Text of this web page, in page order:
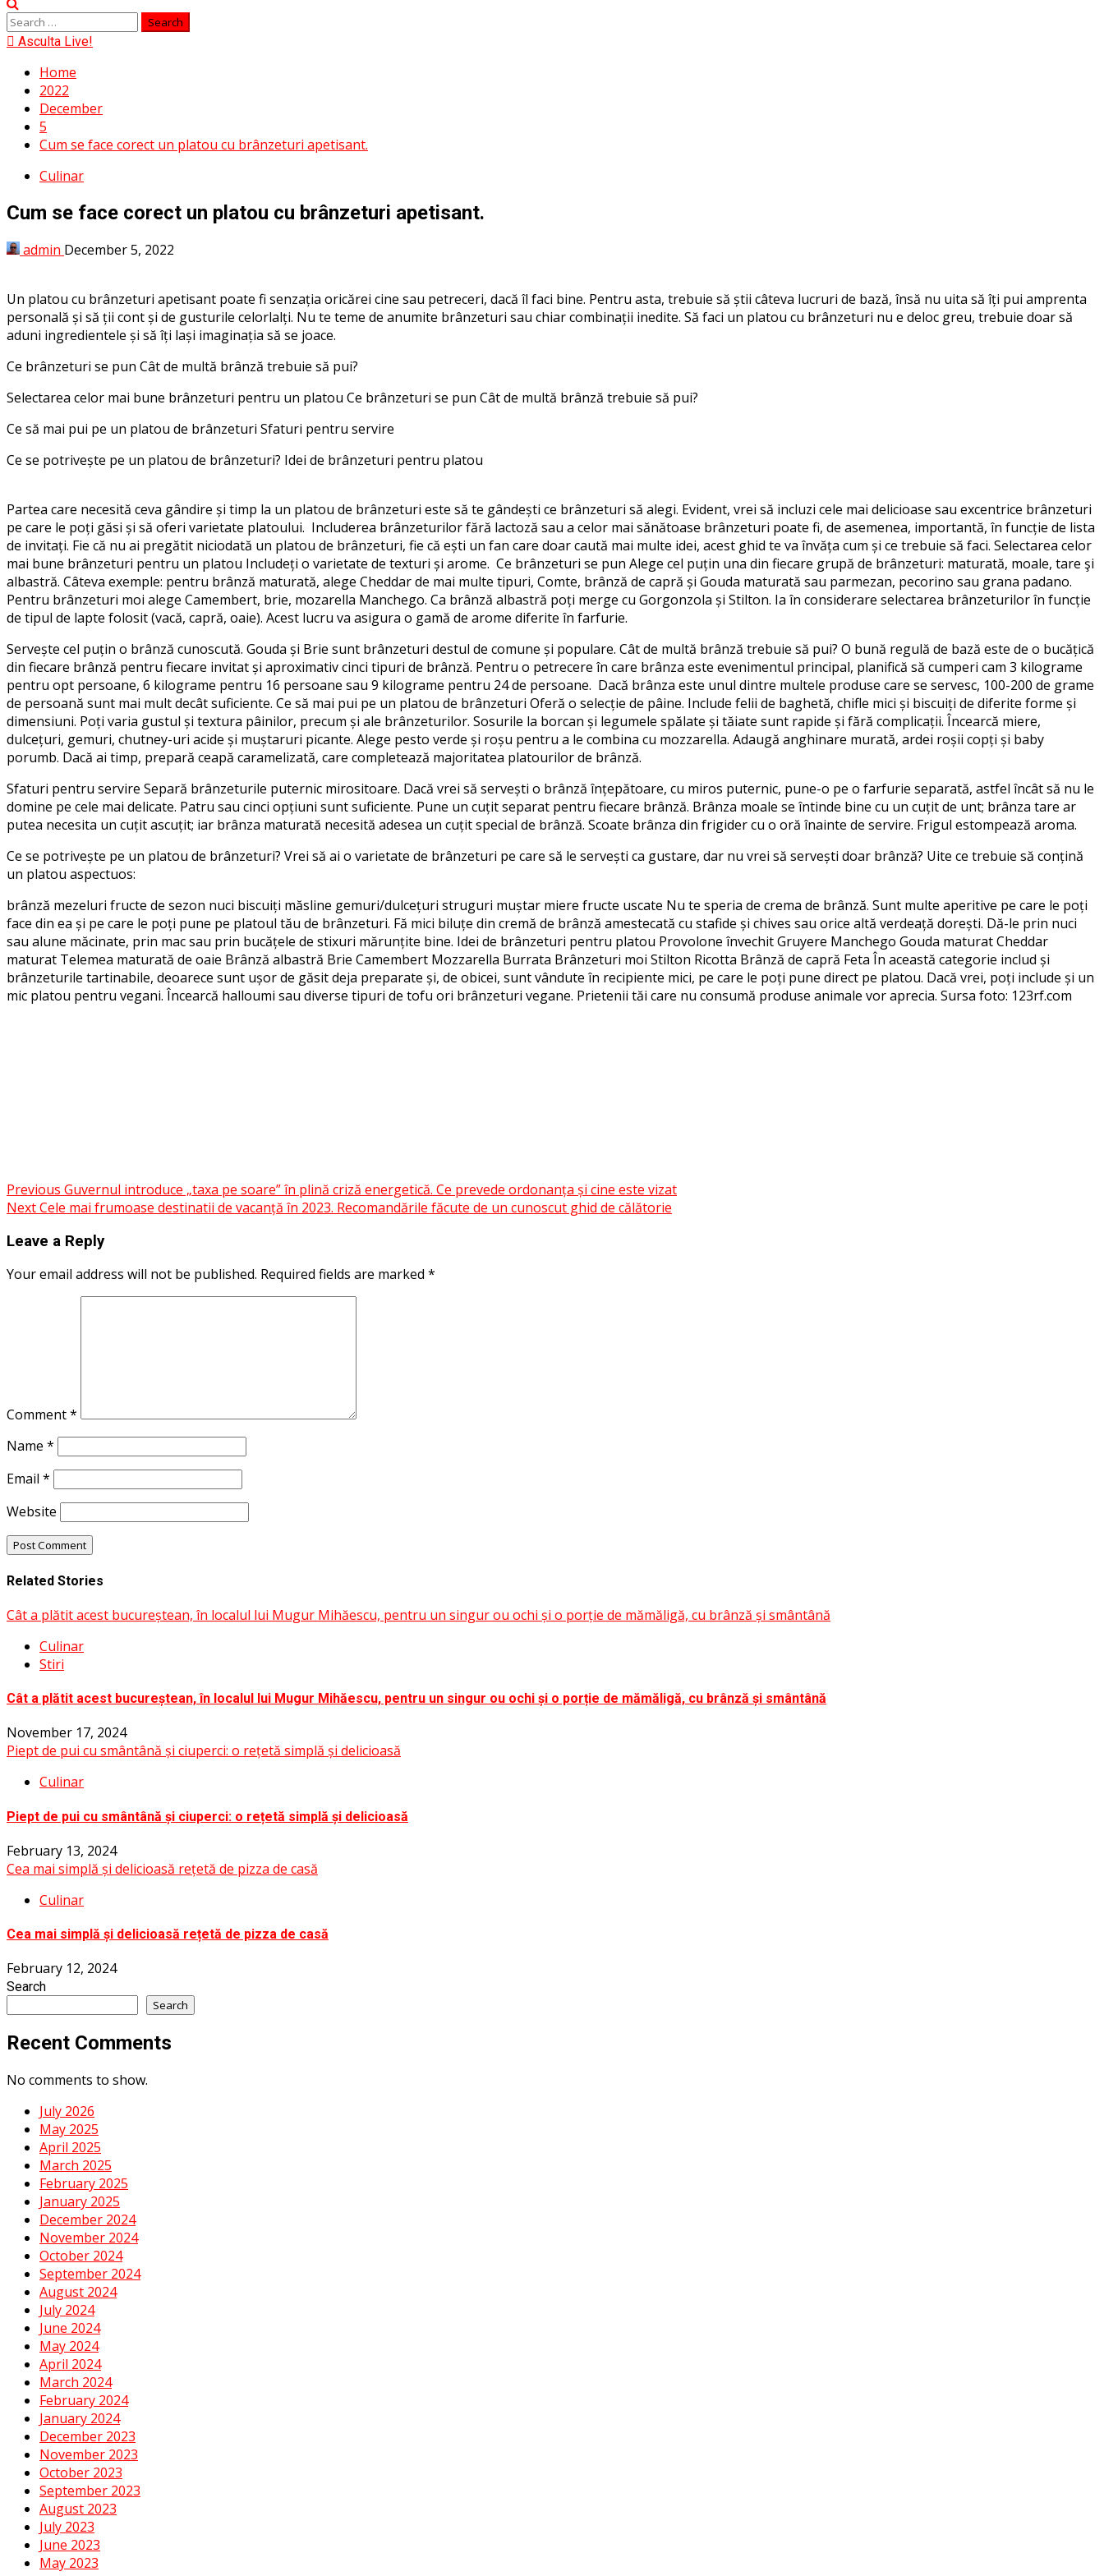
Menu
Search
for:Asculta Live!
Home
2022
December
5
Cum se face corect un platou cu brânzeturi apetisant.
Culinar
Cum se face corect un platou cu brânzeturi apetisant.
admin December 5, 2022
Un platou cu brânzeturi apetisant poate fi senzația oricărei cine sau petreceri, dacă îl faci bine. Pentru asta, trebuie să știi câteva lucruri de bază, însă nu uita să îți pui amprenta
personală și să ții cont și de gusturile celorlalți. Nu te teme de anumite brânzeturi sau chiar combinații inedite. Să faci un platou cu brânzeturi nu e deloc greu, trebuie doar să
aduni ingredientele și să îți lași imaginația să se joace.
Ce brânzeturi se pun Cât de multă brânză trebuie să pui?
Selectarea celor mai bune brânzeturi pentru un platou Ce brânzeturi se pun Cât de multă brânză trebuie să pui?
Ce să mai pui pe un platou de brânzeturi Sfaturi pentru servire
Ce se potrivește pe un platou de brânzeturi? Idei de brânzeturi pentru platou
Partea care necesită ceva gândire și timp la un platou de brânzeturi este să te gândești ce brânzeturi să alegi. Evident, vrei să incluzi cele mai delicioase sau excentrice brânzeturi
pe care le poți găsi și să oferi varietate platoului. Includerea brânzeturilor fără lactoză sau a celor mai sănătoase brânzeturi poate fi, de asemenea, importantă, în funcție de lista
de invitați. Fie că nu ai pregătit niciodată un platou de brânzeturi, fie că ești un fan care doar caută mai multe idei, acest ghid te va învăța cum și ce trebuie să faci. Selectarea celor
mai bune brânzeturi pentru un platou Includeți o varietate de texturi și arome. Ce brânzeturi se pun Alege cel puțin una din fiecare grupă de brânzeturi: maturată, moale, tare şi
albastră. Câteva exemple: pentru brânză maturată, alege Cheddar de mai multe tipuri, Comte, brânză de capră și Gouda maturată sau parmezan, pecorino sau grana padano.
Pentru brânzeturi moi alege Camembert, brie, mozarella Manchego. Ca brânză albastră poți merge cu Gorgonzola și Stilton. Ia în considerare selectarea brânzeturilor în funcție
de tipul de lapte folosit (vacă, capră, oaie). Acest lucru va asigura o gamă de arome diferite în farfurie.
Servește cel puțin o brânză cunoscută. Gouda și Brie sunt brânzeturi destul de comune și populare. Cât de multă brânză trebuie să pui? O bună regulă de bază este de o bucățică
din fiecare brânză pentru fiecare invitat și aproximativ cinci tipuri de brânză. Pentru o petrecere în care brânza este evenimentul principal, planifică să cumperi cam 3 kilograme
pentru opt persoane, 6 kilograme pentru 16 persoane sau 9 kilograme pentru 24 de persoane. Dacă brânza este unul dintre multele produse care se servesc, 100-200 de grame
de persoană sunt mai mult decât suficiente. Ce să mai pui pe un platou de brânzeturi Oferă o selecție de pâine. Include felii de baghetă, chifle mici și biscuiți de diferite forme și
dimensiuni. Poți varia gustul și textura pâinilor, precum și ale brânzeturilor. Sosurile la borcan și legumele spălate și tăiate sunt rapide și fără complicații. Încearcă miere,
dulcețuri, gemuri, chutney-uri acide și muștaruri picante. Alege pesto verde și roșu pentru a le combina cu mozzarella. Adaugă anghinare murată, ardei roșii copți și baby
porumb. Dacă ai timp, prepară ceapă caramelizată, care completează majoritatea platourilor de brânză.
Sfaturi pentru servire Separă brânzeturile puternic mirositoare. Dacă vrei să servești o brânză înțepătoare, cu miros puternic, pune-o pe o farfurie separată, astfel încât să nu le
domine pe cele mai delicate. Patru sau cinci opțiuni sunt suficiente. Pune un cuțit separat pentru fiecare brânză. Brânza moale se întinde bine cu un cuțit de unt; brânza tare ar
putea necesita un cuțit ascuțit; iar brânza maturată necesită adesea un cuțit special de brânză. Scoate brânza din frigider cu o oră înainte de servire. Frigul estompează aroma.
Ce se potrivește pe un platou de brânzeturi? Vrei să ai o varietate de brânzeturi pe care să le servești ca gustare, dar nu vrei să servești doar brânză? Uite ce trebuie să conțină
un platou aspectuos:
brânză mezeluri fructe de sezon nuci biscuiți măsline gemuri/dulcețuri struguri muștar miere fructe uscate Nu te speria de crema de brânză. Sunt multe aperitive pe care le poți
face din ea și pe care le poți pune pe platoul tău de brânzeturi. Fă mici biluțe din cremă de brânză amestecată cu stafide și chives sau orice altă verdeață dorești. Dă-le prin nuci
sau alune măcinate, prin mac sau prin bucățele de stixuri mărunțite bine. Idei de brânzeturi pentru platou Provolone învechit Gruyere Manchego Gouda maturat Cheddar
maturat Telemea maturată de oaie Brânză albastră Brie Camembert Mozzarella Burrata Brânzeturi moi Stilton Ricotta Brânză de capră Feta În această categorie includ și
brânzeturile tartinabile, deoarece sunt ușor de găsit deja preparate și, de obicei, sunt vândute în recipiente mici, pe care le poți pune direct pe platou. Dacă vrei, poți include și un
mic platou pentru vegani. Încearcă halloumi sau diverse tipuri de tofu ori brânzeturi vegane. Prietenii tăi care nu consumă produse animale vor aprecia. Sursa foto: 123rf.com
Share
Post
navigation
Previous Guvernul introduce „taxa pe soare” în plină criză energetică. Ce prevede ordonanța și cine este vizat
NextCele mai frumoase destinatii de vacanță în 2023. Recomandările făcute de un cunoscut ghid de călătorie
Leave a Reply
Your email address will not be published. Required fields are marked *
Comment*
Name *
Email *
Website
Related Stories
Cât a plătit acest bucureștean, în localul lui Mugur Mihăescu, pentru un singur ou ochi și o porție de mămăligă, cu brânză și smântână
Culinar
Stiri
Cât a plătit acest bucureștean, în localul lui Mugur Mihăescu, pentru un singur ou ochi și o porție de mămăligă, cu brânză și smântână
November 17, 2024
Piept de pui cu smântână și ciuperci: o rețetă simplă și delicioasă
Culinar
Piept de pui cu smântână și ciuperci: o rețetă simplă și delicioasă
February 13, 2024
Cea mai simplă și delicioasă rețetă de pizza de casă
Culinar
Cea mai simplă și delicioasă rețetă de pizza de casă
February 12, 2024
Search
Search
Recent Comments
No comments to show.
July 2026
May 2025
April 2025
March 2025
February 2025
January 2025
December 2024
November 2024
October 2024
September 2024
August 2024
July 2024
June 2024
May 2024
April 2024
March 2024
February 2024
January 2024
December 2023
November 2023
October 2023
September 2023
August 2023
July 2023
June 2023
May 2023